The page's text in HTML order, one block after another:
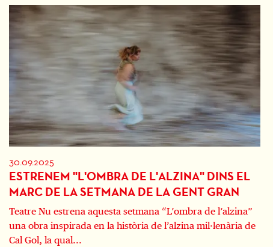
30.09.2025
ESTRENEM "L'OMBRA DE L'ALZINA" DINS EL
MARC DE LA SETMANA DE LA GENT GRAN
Teatre Nu estrena aquesta setmana “L’ombra de l’alzina”
una obra inspirada en la història de l’alzina mil·lenària de
Cal Gol, la qual...